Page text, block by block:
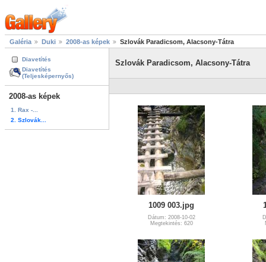
Galéria Duki 2008-as képek Szlovák Paradicsom, Alacsony-Tátra
Diavetítés
Diavetítés
(Teljesképernyős)
2008-as képek
1. Rax -...
2. Szlovák...
Szlovák Paradicsom, Alacsony-Tátra
1009 003.jpg
Dátum: 2008-10-02
Megtekintés: 620